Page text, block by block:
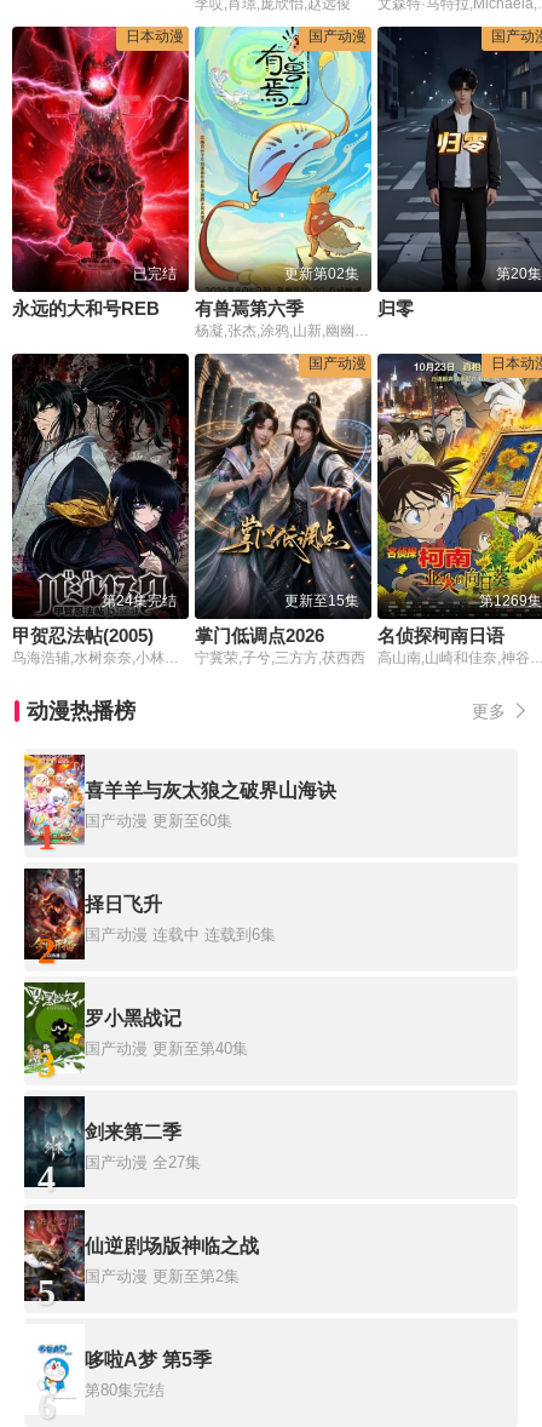
李哎,肖璟,庞欣怡,赵远俊
文森特·马
日本动漫
已完结
国产动漫
更新第02集
有兽焉第六季
杨凝,张杰,涂鸦,山新,幽幽,孙睿扬,金弦,李兰陵,杨昕燃,沈依杭,许潇文
国产动
第20集
归零
第24集完结
甲贺忍法帖(2005)
鸟海浩辅,水树奈奈,小林清志,京田尚子,早水理沙
国产动漫
更新至15集
掌门低调点2026
宁冀荣,子兮,三方方,茯西西
日本动
第1269集
名侦探柯南日语
高山南,山崎和佳奈,神谷明,小山力也,林原惠美,山口胜平,田中秀幸,岛本须美,绪方贤一,堀川亮,松井菜樱子,宫村优子,岩居由希子,大谷育江,高木涉,高
动漫热播榜 更多
1
喜羊羊与灰太狼之破界山海诀
国产动漫 更新至60集
2
择日飞升
国产动漫 连载中 连载到6集
3
罗小黑战记
国产动漫 更新至第40集
4
剑来第二季
国产动漫 全27集
5
仙逆剧场版神临之战
国产动漫 更新至第2集
6
哆啦A梦 第5季
第80集完结